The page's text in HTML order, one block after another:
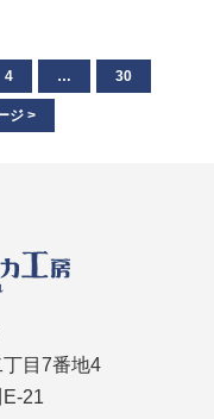
4 … 30
ジ >
丁目7番地4
21